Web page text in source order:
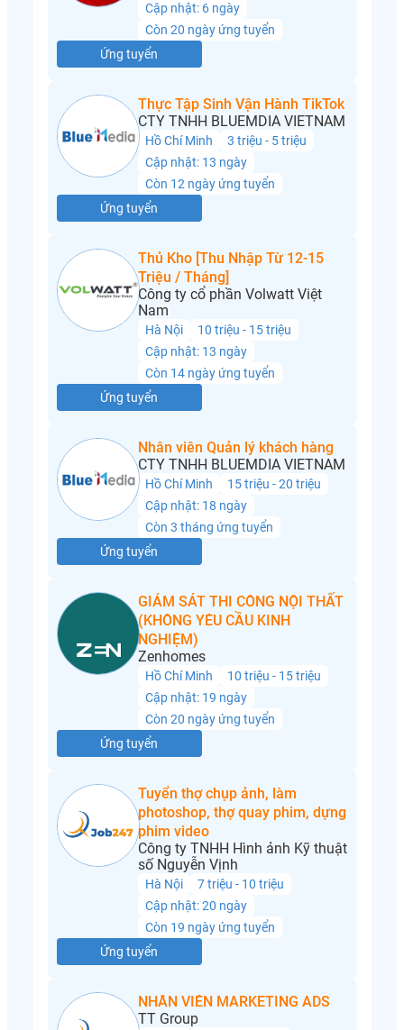
Cập nhật: 6 ngày
Còn 20 ngày ứng tuyển
Ứng tuyển
Thực Tập Sinh Vận Hành TikTok
CTY TNHH BLUEMDIA VIETNAM
Hồ Chí Minh
3 triệu - 5 triệu
Cập nhật: 13 ngày
Còn 12 ngày ứng tuyển
Ứng tuyển
Thủ Kho [Thu Nhập Từ 12-15
Triệu / Tháng]
Công ty cổ phần Volwatt Việt
Nam
Hà Nội
10 triệu - 15 triệu
Cập nhật: 13 ngày
Còn 14 ngày ứng tuyển
Ứng tuyển
Nhân viên Quản lý khách hàng
CTY TNHH BLUEMDIA VIETNAM
Hồ Chí Minh
15 triệu - 20 triệu
Cập nhật: 18 ngày
Còn 3 tháng ứng tuyển
Ứng tuyển
GIÁM SÁT THI CÔNG NỘI THẤT
(KHÔNG YÊU CẦU KINH
NGHIỆM)
Zenhomes
Hồ Chí Minh
10 triệu - 15 triệu
Cập nhật: 19 ngày
Còn 20 ngày ứng tuyển
Ứng tuyển
Tuyển thợ chụp ảnh, làm
photoshop, thợ quay phim, dựng
phim video
Công ty TNHH Hình ảnh Kỹ thuật
số Nguyễn Vịnh
Hà Nội
7 triệu - 10 triệu
Cập nhật: 20 ngày
Còn 19 ngày ứng tuyển
Ứng tuyển
NHÂN VIÊN MARKETING ADS
TT Group